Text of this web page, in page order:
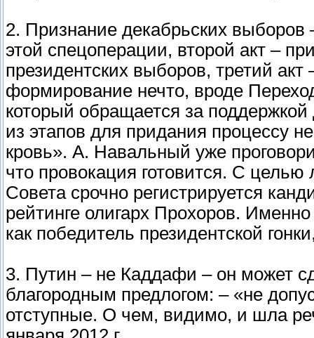
2. Признание декабрьских
этой спецоперации, второй акт –
президентских выборов, третий
формирование нечто, вроде
который обращается за
из этапов для придания процессу
кровь». А. Навальный уже
что провокация готовится. С целью
Совета срочно регистрируется
рейтинге олигарх Прохоров.
как победитель президентской
3. Путин – не Каддафи – он может
благородным предлогом: – «не
отступные. О чем, видимо, и шла